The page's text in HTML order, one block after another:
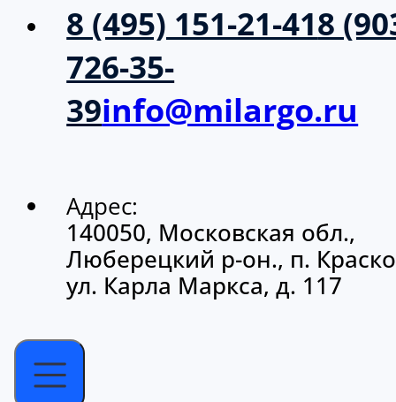
8 (495) 151-21-418
726-35-
39info@milargo.ru
Адрес:
140050, Московская обл.,
Люберецкий р-он., п.
ул. Карла Маркса, д. 117